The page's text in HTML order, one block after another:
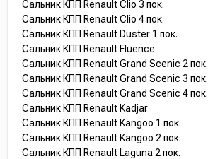
Сальник КПП Renault Clio 3 пок.
Сальник КПП Renault Clio 4 пок.
Сальник КПП Renault Duster 1 пок.
Сальник КПП Renault Fluence
Сальник КПП Renault Grand Scenic 2 пок.
Сальник КПП Renault Grand Scenic 3 пок.
Сальник КПП Renault Grand Scenic 4 пок.
Сальник КПП Renault Kadjar
Сальник КПП Renault Kangoo 1 пок.
Сальник КПП Renault Kangoo 2 пок.
Сальник КПП Renault Laguna 2 пок.